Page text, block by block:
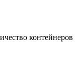
контейнеров